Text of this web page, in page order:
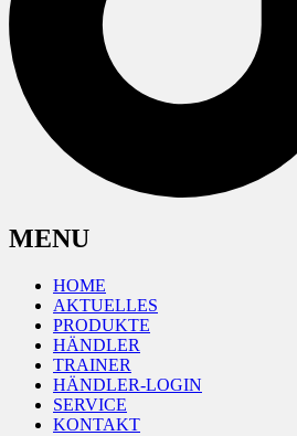
MENU
HOME
AKTUELLES
PRODUKTE
HÄNDLER
TRAINER
HÄNDLER-LOGIN
SERVICE
KONTAKT